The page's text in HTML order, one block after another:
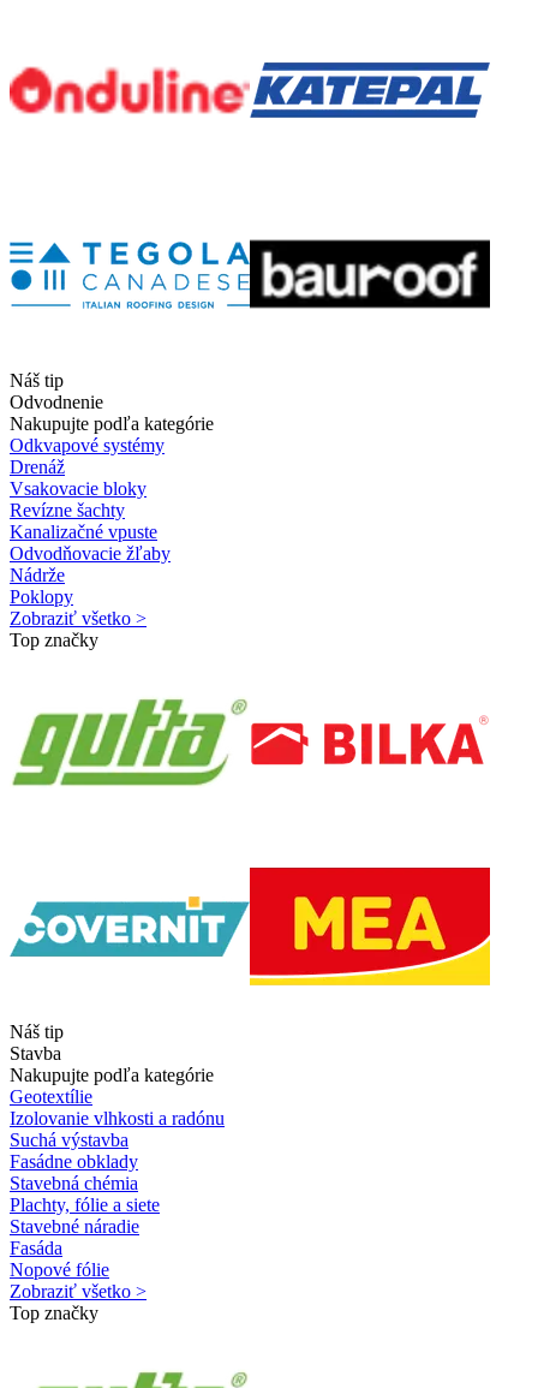
Náš tip
Odvodnenie
Nakupujte podľa kategórie
Odkvapové systémy
Drenáž
Vsakovacie bloky
Revízne šachty
Kanalizačné vpuste
Odvodňovacie žľaby
Nádrže
Poklopy
Zobraziť všetko >
Top značky
Náš tip
Stavba
Nakupujte podľa kategórie
Geotextílie
Izolovanie vlhkosti a radónu
Suchá výstavba
Fasádne obklady
Stavebná chémia
Plachty, fólie a siete
Stavebné náradie
Fasáda
Nopové fólie
Zobraziť všetko >
Top značky